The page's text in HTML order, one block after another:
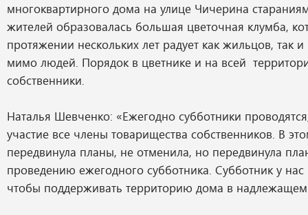
многоквартирного дома на улице Чичерина
жителей образовалась большая цветочная клумба,
протяжении нескольких лет радует как жильцов, так
мимо людей. Порядок в цветнике и на всей
собственники.
Наталья Шевченко: «Ежегодно субботники
участие все члены товарищества собственников. В
передвинула планы, не отменила, но передвинула
проведению ежегодного субботника. Субботник у
чтобы поддерживать территорию дома в надлежащем